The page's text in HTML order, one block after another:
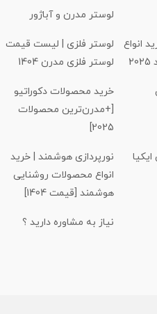
لوستر مدرن و آباژور
انواع
لوستر فلزی | لیست قیمت
لوستر فلزی مدرن 1404
خرید محصولات دکوراتیو
[+مدرن‌ترین محصولات
2025]
نورپردازی هوشمند | خرید
انواع محصولات روشنایی
هوشمند [قیمت 1404]
نیاز به مشاوره دارید ؟